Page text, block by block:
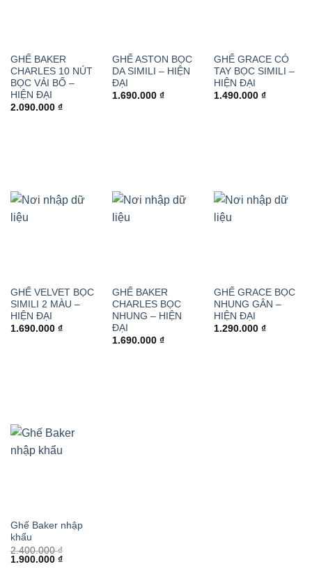
GHẾ BAKER
CHARLES 10 NÚT
BỌC VẢI BỐ –
HIỆN ĐẠI
2.090.000 ₫
GHẾ ASTON BỌC
DA SIMILI – HIỆN
ĐẠI
1.690.000 ₫
GHẾ GRACE CÓ
TAY BỌC SIMILI –
HIỆN ĐẠI
1.490.000 ₫
GHẾ VELVET BỌC
SIMILI 2 MÀU –
HIỆN ĐẠI
1.690.000 ₫
GHẾ BAKER
CHARLES BỌC
NHUNG – HIỆN
ĐẠI
1.690.000 ₫
GHẾ GRACE BỌC
NHUNG GÂN –
HIỆN ĐẠI
1.290.000 ₫
Ghế Baker nhập
khẩu
2.400.000₫
Giá
1.900.000 ₫Giá